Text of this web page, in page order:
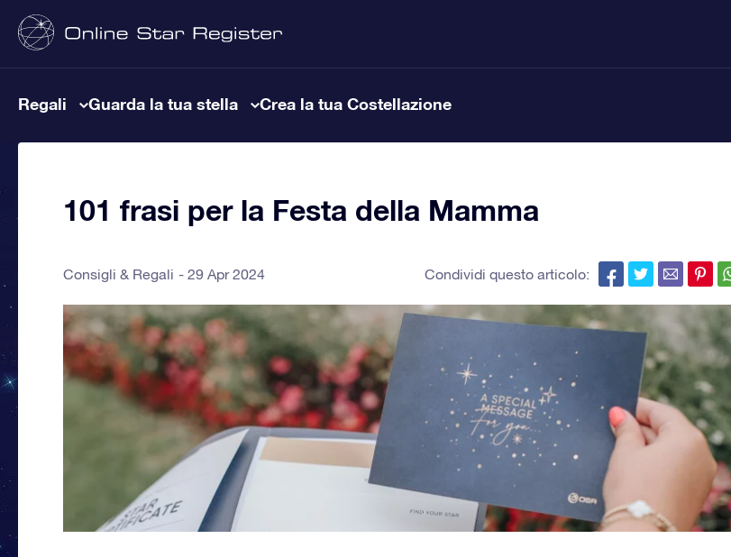
Regali Guarda la tua stella Crea la tua Costellazione
101 frasi per la Festa della Mamma
Consigli & Regali 29 Apr 2024 Condividi questo articolo: